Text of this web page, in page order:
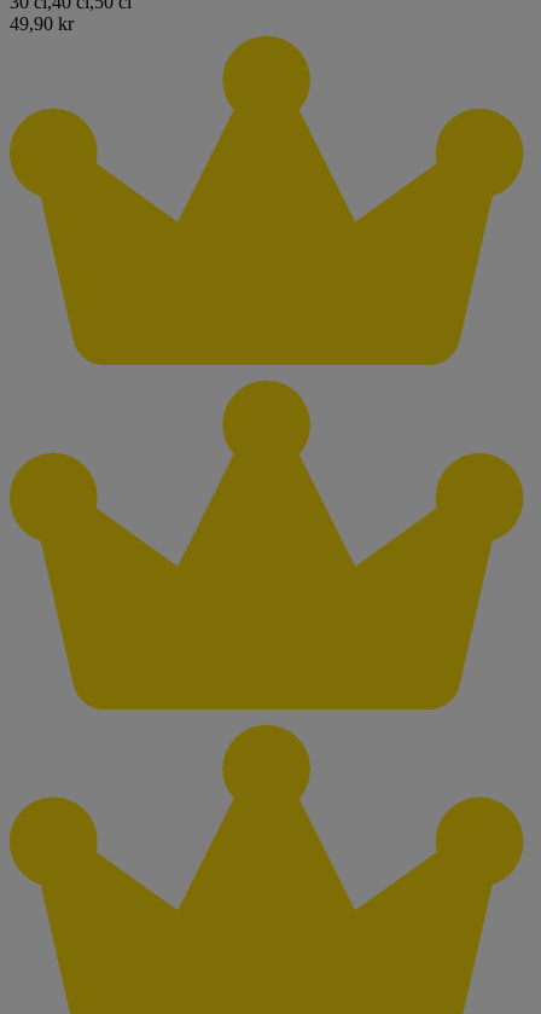
49,90 kr